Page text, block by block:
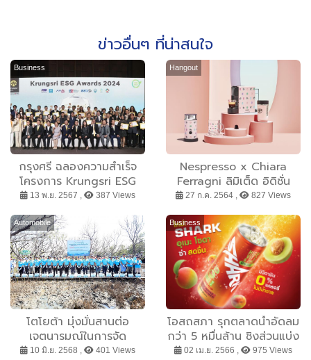
ข่าวอื่นๆ ที่น่าสนใจ
Business
กรุงศรี ฉลองความสำเร็จ
โครงการ Krungsri ESG
Awards ปีที่สอง และ
หลักสูตร Krungsri ESG
Academy พร้อมมอบรางวัล
แก่ธุรกิจต้นแบบที่ดำเนิน
ธุรกิจยั่งยืน
13 พ.ย. 2567 , 387 Views
Hangout
Nespresso x Chiara
Ferragni ลิมิเต็ด อิดิชั่น
สร้างสรรค์แรงบันดาลใจ
รสชาติแห่งความสดชื่นรับ
ซัมเมอร์ เตรียมฟินกับ
กิจกรรมพิเศษส่งตรงความ
บันเทิงผ่านออนไลน์
27 ก.ค. 2564 , 827 Views
Automobile
โตโยต้า มุ่งมั่นสานต่อ
เจตนารมณ์ในการจัด
กิจกรรมปลูกป่าชายเลน
10 มิ.ย. 2568 , 401 Views
Business
โอสถสภา รุกตลาดน้ำอัดลม
กว่า 5 หมื่นล้าน ชิงส่วนแบ่ง
ตลาดโซดาเพื่อสุขภาพ เปิด
02 เม.ย. 2566 , 975 Views